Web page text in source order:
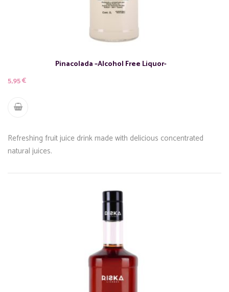
Pinacolada –Alcohol Free Liquor-
5,95€
Refreshing fruit juice drink made with delicious concentrated
natural juices.